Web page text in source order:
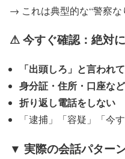
→ これは典型的な“警察な
⚠ 今すぐ確認：絶対
「出頭しろ」と言われ
身分証・住所・口座な
折り返し電話をしない
「逮捕」「容疑」「今
▼ 実際の会話パター